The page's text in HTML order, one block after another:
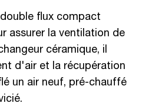
flux compact
assurer la ventilation de
céramique, il
d'air et la récupération
un air neuf, pré-chauffé